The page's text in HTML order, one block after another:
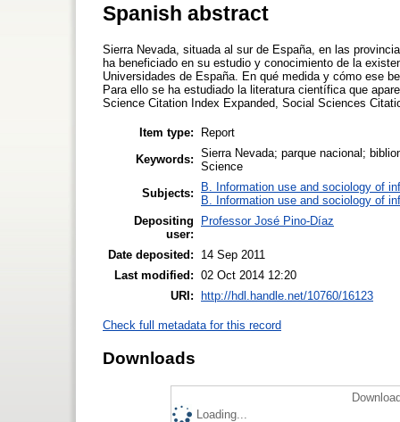
Spanish abstract
Sierra Nevada, situada al sur de España, en las
ha beneficiado en su estudio y conocimiento de la
Universidades de España. En qué medida y cómo ese
Para ello se ha estudiado la literatura científica que
Science Citation Index Expanded, Social Sciences
Item type:
Report
Keywords: Sierra Nevada; parque nacional;
Science
Subjects:
B. Information use and sociology of
B. Information use and sociology of
Depositing
user:
Professor José Pino-Díaz
Date deposited:
14 Sep 2011
Last modified: 02 Oct 2014 12:20
URI:
http://hdl.handle.net/10760/16123
Check full metadata for this record
Downloads
Loading...